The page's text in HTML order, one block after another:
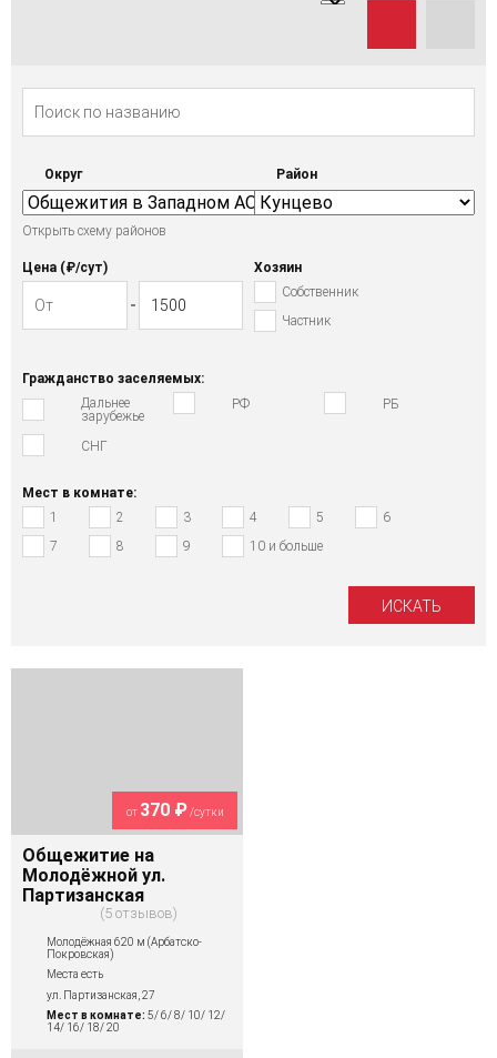
Округ
Открыть схему районов
Район
Цена (₽/cут)
Хозяин
Собственник
Частник
Гражданство заселяемых:
Дальнее
зарубежье
РФ РБ
СНГ
Мест в комнате:
1
2 3 4 5
6
7
8 9 10 и больше
от 370 ₽/сутки
Общежитие на
Молодёжной ул.
Партизанская
5 отзывов
Молодёжная 620 м (Арбатско-
Покровская)
Места есть
ул. Партизанская, 27
Мест в комнате: 5/ 6/ 8/ 10/ 12/
14/ 16/ 18/ 20